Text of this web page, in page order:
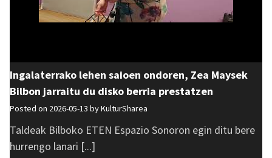
Ingalaterrako lehen saioen ondoren, Zea Maysek
Bilbon jarraitu du disko berria prestatzen
Posted on 2026-05-13 byKulturSharea
Taldeak Bilboko ETEN Espazio Sonoron egin ditu bere
hurrengo lanari [...]